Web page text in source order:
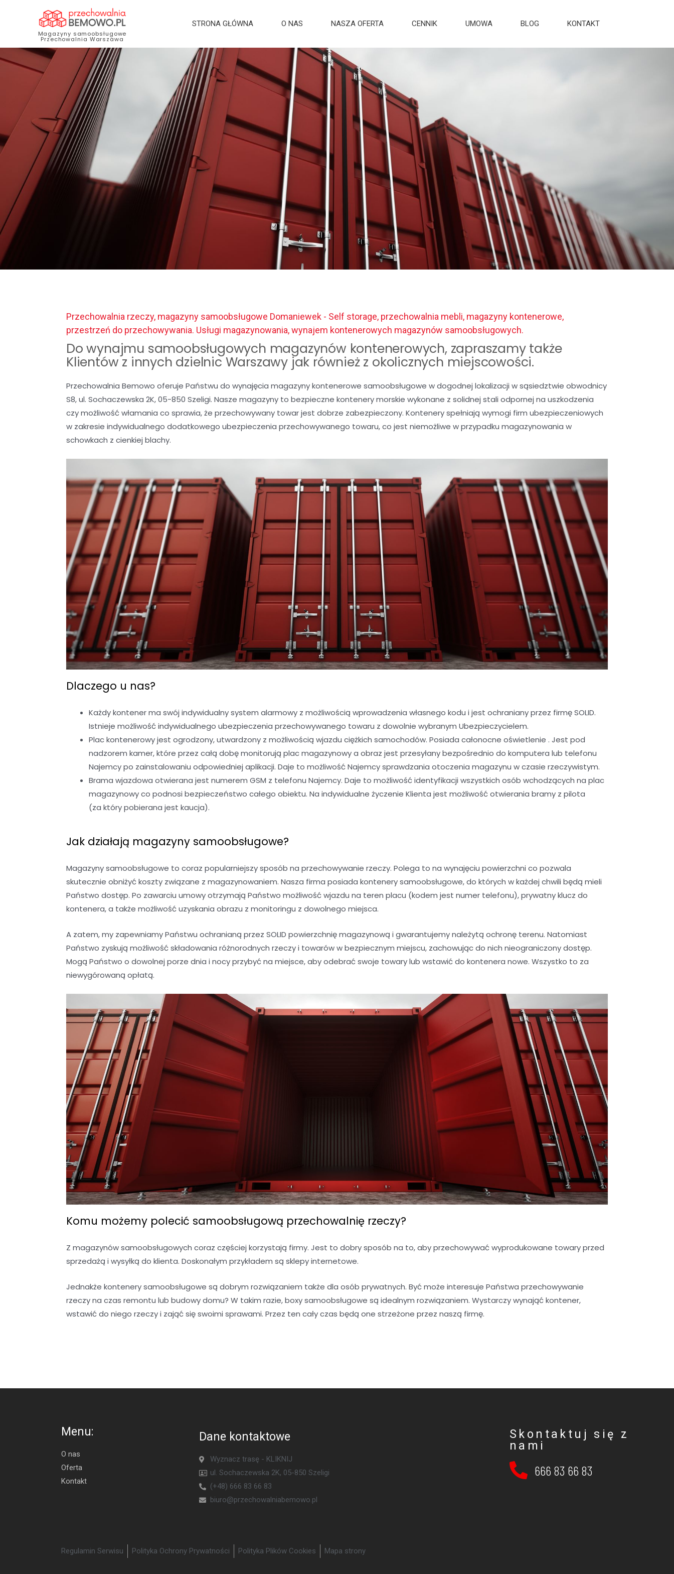
Magazyny samoobsługowe
Przechowalnia Warszawa
STRONA GŁÓWNA O NAS NASZA OFERTA CENNIK UMOWA BLOG KONTAKT
Przechowalnia rzeczy, magazyny samoobsługowe Domaniewek - Self storage, przechowalnia mebli, magazyny kontenerowe,
przestrzeń do przechowywania. Usługi magazynowania, wynajem kontenerowych magazynów samoobsługowych.
Do wynajmu samoobsługowych magazynów kontenerowych, zapraszamy także
Klientów z innych dzielnic Warszawy jak również z okolicznych miejscowości.
Przechowalnia Bemowo oferuje Państwu do wynajęcia magazyny kontenerowe samoobsługowe w dogodnej lokalizacji w sąsiedztwie obwodnicy
S8, ul. Sochaczewska 2K, 05-850 Szeligi. Nasze magazyny to bezpieczne kontenery morskie wykonane z solidnej stali odpornej na uszkodzenia
czy możliwość włamania co sprawia, że przechowywany towar jest dobrze zabezpieczony. Kontenery spełniają wymogi firm ubezpieczeniowych
w zakresie indywidualnego dodatkowego ubezpieczenia przechowywanego towaru, co jest niemożliwe w przypadku magazynowania w
schowkach z cienkiej blachy.
Dlaczego u nas?
Każdy kontener ma swój indywidualny system alarmowy z możliwością wprowadzenia własnego kodu i jest ochraniany przez firmę SOLID.
Istnieje możliwość indywidualnego ubezpieczenia przechowywanego towaru z dowolnie wybranym Ubezpieczycielem.
Plac kontenerowy jest ogrodzony, utwardzony z możliwością wjazdu ciężkich samochodów. Posiada całonocne oświetlenie . Jest pod
nadzorem kamer, które przez całą dobę monitorują plac magazynowy a obraz jest przesyłany bezpośrednio do komputera lub telefonu
Najemcy po zainstalowaniu odpowiedniej aplikacji. Daje to możliwość Najemcy sprawdzania otoczenia magazynu w czasie rzeczywistym.
Brama wjazdowa otwierana jest numerem GSM z telefonu Najemcy. Daje to możliwość identyfikacji wszystkich osób wchodzących na plac
magazynowy co podnosi bezpieczeństwo całego obiektu. Na indywidualne życzenie Klienta jest możliwość otwierania bramy z pilota
(za który pobierana jest kaucja).
Jak działają magazyny samoobsługowe?
Magazyny samoobsługowe to coraz popularniejszy sposób na przechowywanie rzeczy. Polega to na wynajęciu powierzchni co pozwala
skutecznie obniżyć koszty związane z magazynowaniem. Nasza firma posiada kontenery samoobsługowe, do których w każdej chwili będą mieli
Państwo dostęp. Po zawarciu umowy otrzymają Państwo możliwość wjazdu na teren placu (kodem jest numer telefonu), prywatny klucz do
kontenera, a także możliwość uzyskania obrazu z monitoringu z dowolnego miejsca.
A zatem, my zapewniamy Państwu ochranianą przez SOLID powierzchnię magazynową i gwarantujemy należytą ochronę terenu. Natomiast
Państwo zyskują możliwość składowania różnorodnych rzeczy i towarów w bezpiecznym miejscu, zachowując do nich nieograniczony dostęp.
Mogą Państwo o dowolnej porze dnia i nocy przybyć na miejsce, aby odebrać swoje towary lub wstawić do kontenera nowe. Wszystko to za
niewygórowaną opłatą.
Komu możemy polecić samoobsługową przechowalnię rzeczy?
Z magazynów samoobsługowych coraz częściej korzystają firmy. Jest to dobry sposób na to, aby przechowywać wyprodukowane towary przed
sprzedażą i wysyłką do klienta. Doskonałym przykładem są sklepy internetowe.
Jednakże kontenery samoobsługowe są dobrym rozwiązaniem także dla osób prywatnych. Być może interesuje Państwa przechowywanie
rzeczy na czas remontu lub budowy domu? W takim razie, boxy samoobsługowe są idealnym rozwiązaniem. Wystarczy wynająć kontener,
wstawić do niego rzeczy i zająć się swoimi sprawami. Przez ten cały czas będą one strzeżone przez naszą firmę.
Menu:
O nas
Oferta
Kontakt
Dane kontaktowe
Wyznacz trasę - KLIKNIJ
ul. Sochaczewska 2K, 05-850 Szeligi
(+48) 666 83 66 83
biuro@przechowalniabemowo.pl
Regulamin Serwisu Polityka Ochrony Prywatności Polityka Plików Cookies Mapa strony
Skontaktuj się z
nami
666 83 66 83